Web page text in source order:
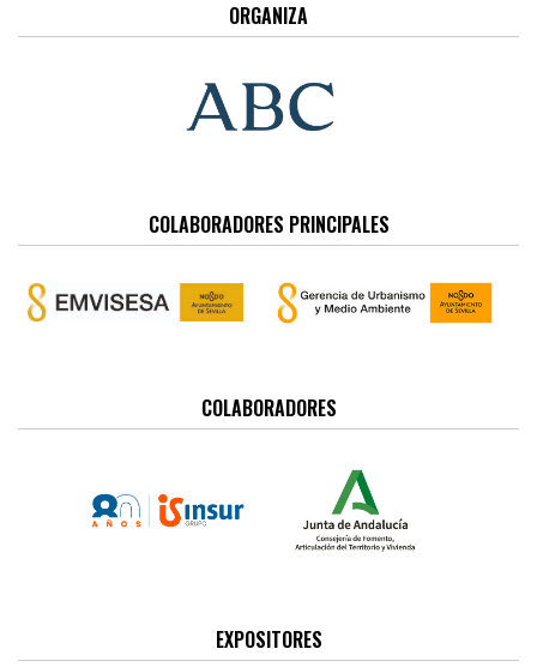
ORGANIZA
COLABORADORES PRINCIPALES
COLABORADORES
EXPOSITORES